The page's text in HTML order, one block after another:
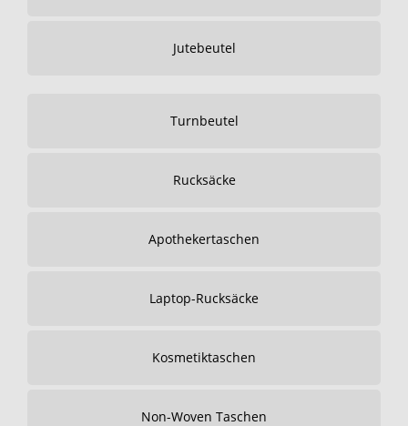
Jutebeutel
Turnbeutel
Rucksäcke
Apothekertaschen
Laptop-Rucksäcke
Kosmetiktaschen
Non-Woven Taschen